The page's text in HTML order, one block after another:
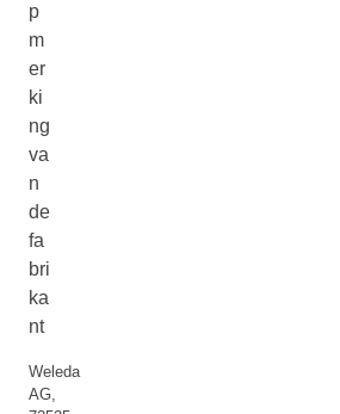
p
m
er
ki
ng
va
n
de
fa
bri
ka
nt
Weleda
AG,